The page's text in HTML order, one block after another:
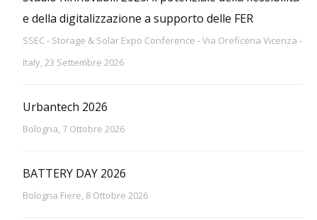
e della digitalizzazione a supporto delle FER
SSEC - Storage & Solar Expo Conference - Via Oreficeria Vicenza -
Italy, 23 Settembre 2026
Urbantech 2026
Bologna, 7 Ottobre 2026
BATTERY DAY 2026
Bologna Fiere, 8 Ottobre 2026